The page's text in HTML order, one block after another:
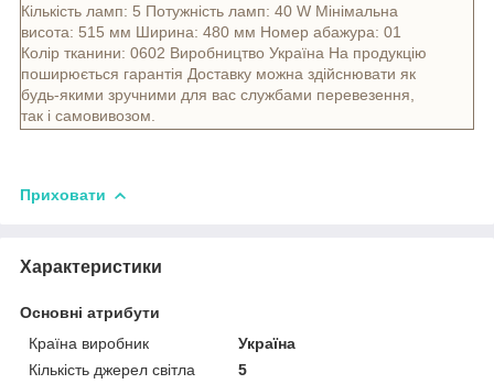
Кількість ламп: 5 Потужність ламп: 40 W Мінімальна
висота: 515 мм Ширина: 480 мм Номер абажура: 01
Колір тканини: 0602 Виробництво Україна На продукцію
поширюється гарантія Доставку можна здійснювати як
будь-якими зручними для вас службами перевезення,
так і самовивозом.
Приховати
Характеристики
Основні атрибути
Країна виробник
Україна
Кількість джерел світла
5